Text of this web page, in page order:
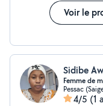
Voir le
Sidibe
Femme de
Pessac
4/5 (1